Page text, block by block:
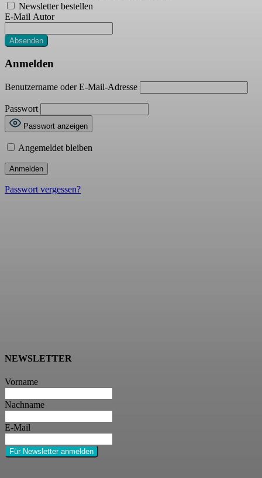
Newsletter bestellen
E-Mail Autor
Absenden
Anmelden
Benutzername oder E-Mail-Adresse
Passwort
Passwort anzeigen
Angemeldet bleiben
Passwort vergessen?
NEWSLETTER
Vorname
Nachname
E-Mail
Für Newsletter anmelden